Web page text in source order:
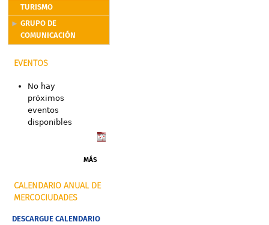
TURISMO
GRUPO DE
COMUNICACIÓN
EVENTOS
No hay
próximos
eventos
disponibles
MÁS
CALENDARIO ANUAL DE
MERCOCIUDADES
DESCARGUE CALENDARIO